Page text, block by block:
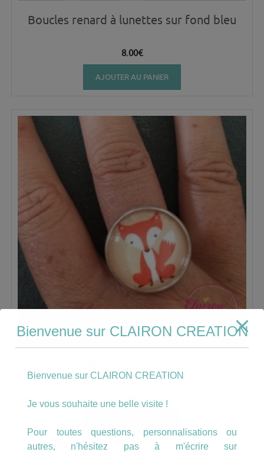
Boucles renard à lunettes sur fond bleu
8.00€
AJOUTER AU PANIER
6.00
Bienvenue sur CLAIRON CREATION
Bienvenue sur CLAIRON CREATION
Je vous souhaite une belle visite !
Pour toutes questions, personnalisations ou
autres, n'hésitez pas à m'écrire sur